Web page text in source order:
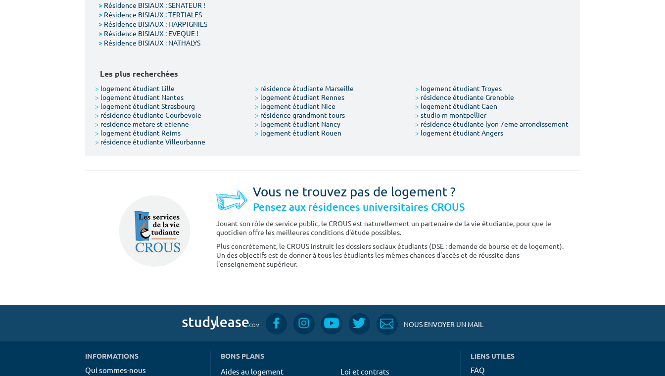
> Résidence BISIAUX : SENATEUR !
> Résidence BISIAUX : TERTIALES
> Résidence BISIAUX : HARPIGNIES
> Résidence BISIAUX : EVEQUE !
> Résidence BISIAUX : NATHALYS
Les plus recherchées
> logement étudiant Lille > résidence étudiante Marseille > logement étudiant Troyes
> logement étudiant Nantes > logement étudiant Rennes > résidence étudiante Grenoble
> logement étudiant Strasbourg > logement étudiant Nice > logement étudiant Caen
> résidence étudiante Courbevoie > résidence grandmont tours > studio m montpellier
> residence metare st etienne > logement étudiant Nancy > résidence étudiante lyon 7eme arrondissement
> logement étudiant Reims > logement étudiant Rouen > logement étudiant Angers
> résidence étudiante Villeurbanne
Vous ne trouvez pas de logement ?
Pensez aux résidences universitaires CROUS
Jouant son rôle de service public, le CROUS est naturellement un partenaire de la vie étudiante, pour que le
quotidien offre les meilleures conditions d'étude possibles.
Plus concrètement, le CROUS instruit les dossiers sociaux étudiants (DSE : demande de bourse et de logement).
Un des objectifs est de donner à tous les étudiants les mêmes chances d'accès et de réussite dans
l'enseignement supérieur.
NOUS ENVOYER UN MAIL
INFORMATIONS
Qui sommes-nous
BONS PLANS
Aides au logement Loi et contrats
LIENS UTILES
FAQ